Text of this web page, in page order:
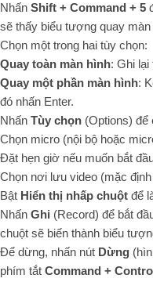
Nhấn Shift + Command + 5
sẽ thấy biểu tượng quay
Chọn một trong hai tùy chọn:
Quay toàn màn hình: Ghi lại
Quay một phần màn hình:
đó nhấn Enter.
Nhấn Tùy chọn (Options) để
Chọn micro (nội bộ hoặc
Đặt hẹn giờ nếu muốn bắt
Chọn nơi lưu video (mặc
Bật Hiển thị nhấp chuột để
Nhấn Ghi (Record) để bắt
chuột sẽ biến thành biểu
Để dừng, nhấn nút Dừng
phím tắt Command +